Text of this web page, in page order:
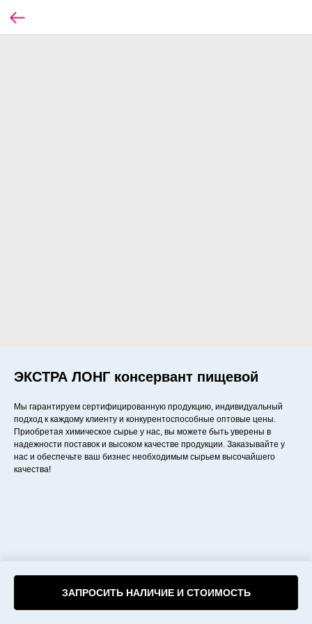
ЭКСТРА ЛОНГ консервант пищевой
ЗАПРОСИТЬ НАЛИЧИЕ И СТОИМОСТЬ
Мы гарантируем сертифицированную продукцию, индивидуальный
подход к каждому клиенту и конкурентоспособные оптовые цены.
Приобретая химическое сырье у нас, вы можете быть уверены в
надежности поставок и высоком качестве продукции. Заказывайте у
нас и обеспечьте ваш бизнес необходимым сырьем высочайшего
качества!